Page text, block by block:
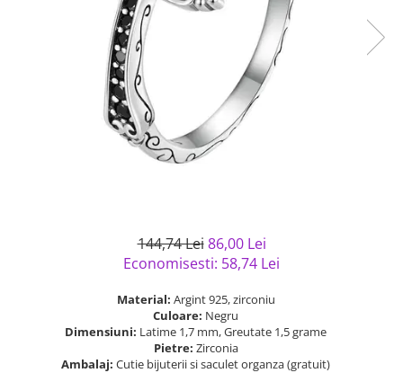
Bijuterii argint placat cu aur
Bijuterii argint cu diverse
Bijuterii argint cu murano
Bijuterii gotice si rock
Bijuterii Handmade
Bijuterii fantezie
Casete si cutii de bijuterii
Solutii si lavete de curatare
144,74 Lei 86,00 Lei
Economisesti: 58,74 Lei
Material: Argint 925, zirconiu
Culoare: Negru
Dimensiuni: Latime 1,7 mm, Greutate 1,5 grame
Pietre: Zirconia
Ambalaj: Cutie bijuterii si saculet organza (gratuit)